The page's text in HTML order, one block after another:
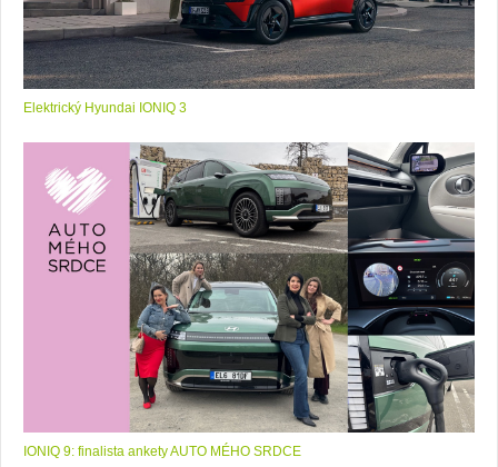
Elektrický Hyundai IONIQ 3
IONIQ 9: finalista ankety AUTO MÉHO SRDCE